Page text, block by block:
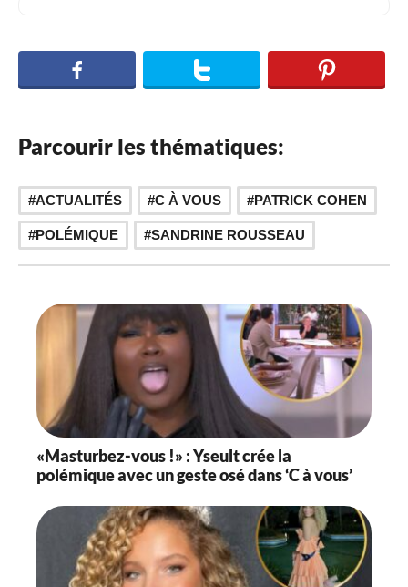
Parcourir les thématiques:
ACTUALITÉS C À VOUS PATRICK COHEN
POLÉMIQUE SANDRINE ROUSSEAU
«Masturbez-vous !» : Yseult crée la
polémique avec un geste osé dans ‘C à vous’